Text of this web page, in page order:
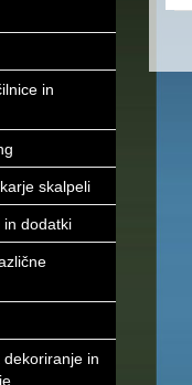
in
skalpeli
in dodatki
dekoriranje in